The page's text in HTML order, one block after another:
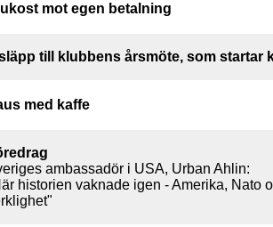
mot egen betalning
till klubbens årsmöte, som startar
med kaffe
ambassadör i USA, Urban Ahlin:
historien vaknade igen - Amerika, Nato